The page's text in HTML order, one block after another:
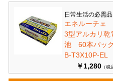
日常生活の必需
エネルーチェ
3型アルカリ乾
池 60本パ
B-T3X10P-EL
￥1,280 （税